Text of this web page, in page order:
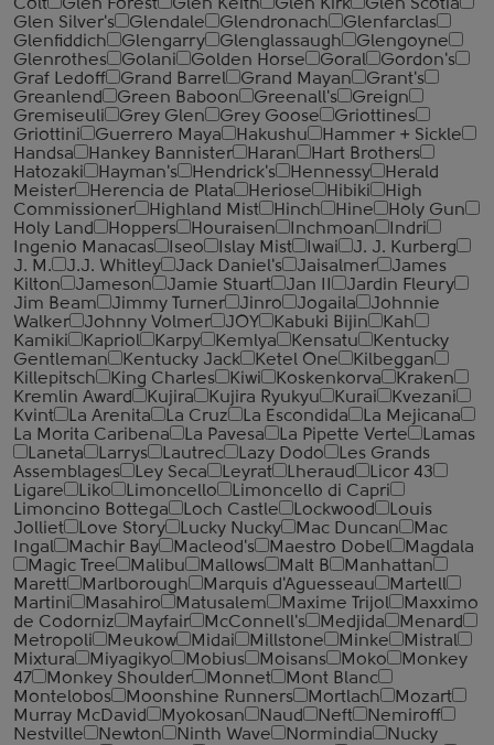
Colt
Glen Forest Glen Keith Glen Kirk
Glen Scotia
Glen Silver's
Glendale Glendronach
Glenfarclas
Glenfiddich
Glengarry Glenglassaugh
Glengoyne
Glenrothes
Golani Golden Horse Goral
Gordon's
Graf Ledoff
Grand Barrel Grand Mayan
Grant's
Greanlend
Green Baboon Greenall's
Greign
Gremiseuli
Grey Glen Grey Goose
Griottines
Griottini
Guerrero Maya Hakushu
Hammer + Sickle
Handsa
Hankey Bannister Haran
Hart Brothers
Hatozaki
Hayman's Hendrick's Hennessy
Herald
Meister
Herencia de Plata Heriose Hibiki
High
Commissioner
Highland Mist Hinch Hine
Holy Gun
Holy Land
Hoppers Houraisen Inchmoan
Indri
Ingenio Manacas
Iseo Islay Mist Iwai
J. J. Kurberg
J. M.
J.J. Whitley Jack Daniel's Jaisalmer
James
Kilton
Jameson Jamie Stuart Jan II
Jardin Fleury
Jim Beam
Jimmy Turner Jinro Jogaila
Johnnie
Walker
Johnny Volmer JOY Kabuki Bijin
Kah
Kamiki
Kapriol Karpy Kemlya Kensatu
Kentucky
Gentleman
Kentucky Jack Ketel One
Kilbeggan
Killepitsch
King Charles Kiwi Koskenkorva
Kraken
Kremlin Award
Kujira Kujira Ryukyu Kurai
Kvezani
Kvint
La Arenita La Cruz La Escondida
La Mejicana
La Morita Caribena
La Pavesa La Pipette Verte
Lamas
Laneta
Larrys Lautrec Lazy Dodo
Les Grands
Assemblages
Ley Seca Leyrat Lheraud
Licor 43
Ligare
Liko Limoncello
Limoncello di Capri
Limoncino Bottega
Loch Castle Lockwood
Louis
Jolliet
Love Story Lucky Nucky Mac Duncan
Mac
Ingal
Machir Bay Macleod's Maestro Dobel
Magdala
Magic Tree
Malibu Mallows Malt B
Manhattan
Marett
Marlborough Marquis d'Aguesseau
Martell
Martini
Masahiro Matusalem Maxime Trijol
Maxximo
de Codorniz
Mayfair McConnell's Medjida
Menard
Metropoli
Meukow Midai Millstone Minke
Mistral
Mixtura
Miyagikyo Mobius Moisans Moko
Monkey
47
Monkey Shoulder Monnet
Mont Blanc
Montelobos
Moonshine Runners Mortlach
Mozart
Murray McDavid
Myokosan Naud Neft
Nemiroff
Nestville
Newton Ninth Wave Normindia
Nucky